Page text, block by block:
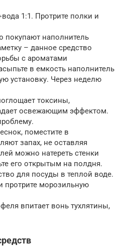
1:1. Протрите полки и
покупают наполнитель
– данное средство
с ароматами
в емкость наполнитель
установку. Через неделю
токсины,
освежающим эффектом.
поместите в
запах, не оставляя
можно натереть стенки
его открытым на полдня.
для посуды в теплой воде.
протрите морозильную
впитает вонь тухлятины,